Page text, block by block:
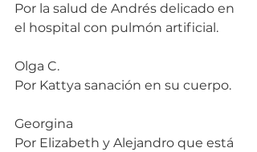
Por la salud de Andrés delicado en
el hospital con pulmón artificial.
Olga C.
Por Kattya sanación en su cuerpo.
Georgina
Por Elizabeth y Alejandro que está